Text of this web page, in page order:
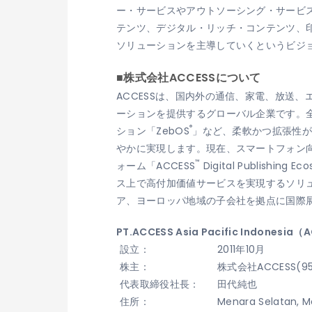
ー・サービスやアウトソーシング・サー
テンツ、デジタル・リッチ・コンテンツ
ソリューションを主導していくというビ
■株式会社ACCESSについて
ACCESSは、国内外の通信、家電、放送
ーションを提供するグローバル企業です
ション「ZebOS®」など、柔軟かつ拡張性
やかに実現します。現在、スマートフォ
ォーム「ACCESS™ Digital Publishing
ス上で高付加価値サービスを実現するソ
ア、ヨーロッパ地域の子会社を拠点に国
PT.ACCESS Asia Pacific Indonesia（
設立：
2011年10月
株主：
株式会社
代表取締役社長：
田代純也
住所：
Menara Selatan,